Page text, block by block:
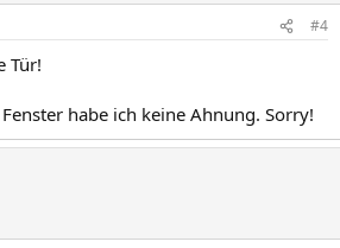
#4
Tür!
habe ich keine Ahnung. Sorry!